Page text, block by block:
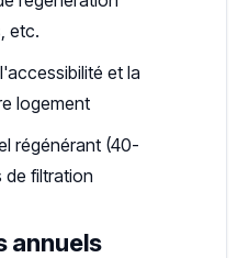
etc.
et la
logement
régénérant (40-
filtration
annuels